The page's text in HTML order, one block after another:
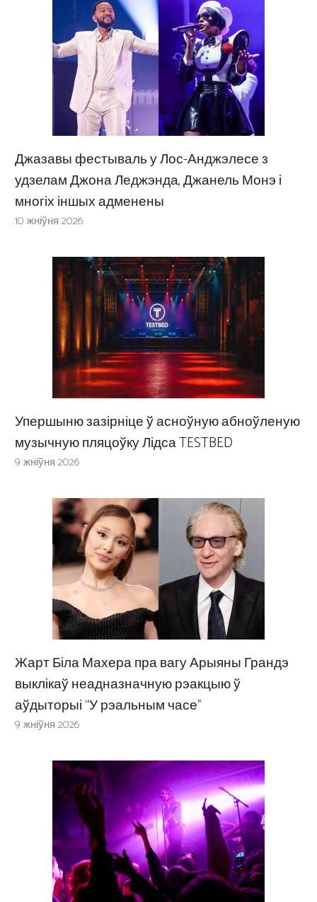
Джазавы фестываль у Лос-Анджэлесе з
удзелам Джона Леджэнда, Джанель Монэ і
многіх іншых адменены
10 жніўня 2026
Упершыню зазірніце ў асноўную абноўленую
музычную пляцоўку Лідса TESTBED
9 жніўня 2026
Жарт Біла Махера пра вагу Арыяны Грандэ
выклікаў неадназначную рэакцыю ў
аўдыторыі “У рэальным часе”
9 жніўня 2026